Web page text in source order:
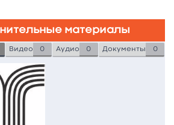
материалы
Видео 0 Аудио 0 Документы 0